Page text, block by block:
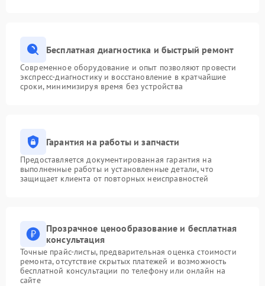
Бесплатная диагностика и быстрый ремонт
Современное оборудование и опыт позволяют провести
экспресс-диагностику и восстановление в кратчайшие
сроки, минимизируя время без устройства
Гарантия на работы и запчасти
Предоставляется документированная гарантия на
выполненные работы и установленные детали, что
защищает клиента от повторных неисправностей
Прозрачное ценообразование и бесплатная
консультация
Точные прайс-листы, предварительная оценка стоимости
ремонта, отсутствие скрытых платежей и возможность
бесплатной консультации по телефону или онлайн на
сайте